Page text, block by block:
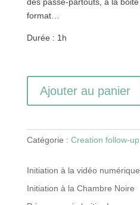
des passe-partouts, à la
format…
Durée : 1h
votre
Ajouter au panier
Catégorie : Creation follow-up
Initiation à la vidéo numérique
Initiation à la Chambre Noire